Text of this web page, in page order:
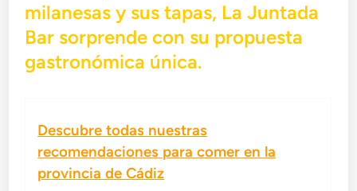
milanesas y sus tapas, La Juntada
Bar sorprende con su propuesta
gastronómica única.
Descubre todas nuestras
recomendaciones para comer en la
provincia de Cádiz